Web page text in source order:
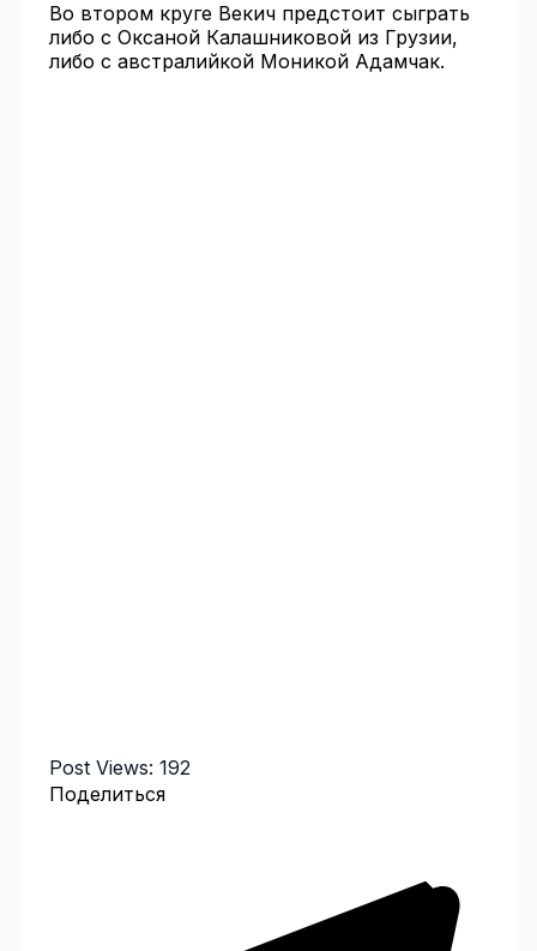
Во втором круге Векич предстоит сыграть
либо с Оксаной Калашниковой из Грузии,
либо с австралийкой Моникой Адамчак.
Post Views: 192
Поделиться